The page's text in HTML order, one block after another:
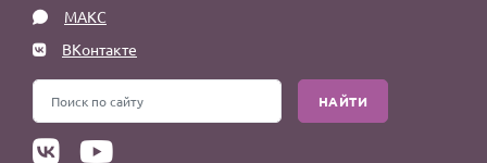
МАКС
ВКонтакте
НАЙТИ